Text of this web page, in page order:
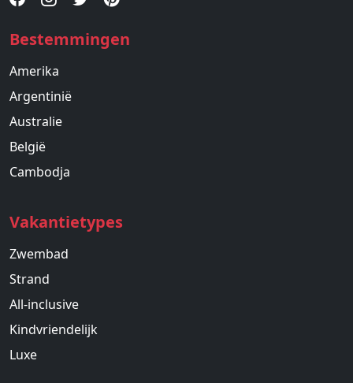
Bestemmingen
Amerika
Argentinië
Australie
België
Cambodja
Vakantietypes
Zwembad
Strand
All-inclusive
Kindvriendelijk
Luxe